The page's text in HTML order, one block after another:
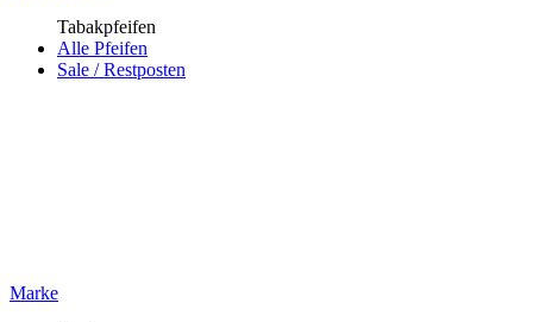
Tabakpfeifen
Alle Pfeifen
Sale / Restposten
Marke